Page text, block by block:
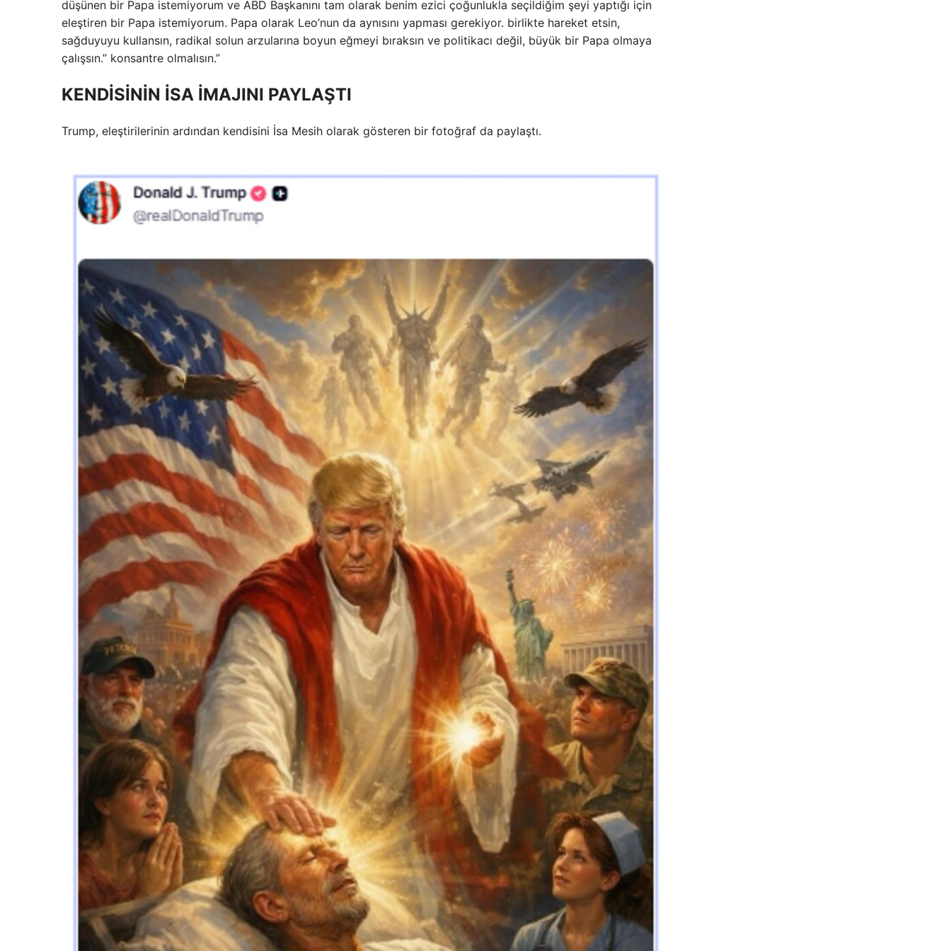
düşünen bir Papa istemiyorum ve ABD Başkanını tam olarak benim ezici çoğunlukla seçildiğim şeyi yaptığı için
eleştiren bir Papa istemiyorum. Papa olarak Leo’nun da aynısını yapması gerekiyor. birlikte hareket etsin,
sağduyuyu kullansın, radikal solun arzularına boyun eğmeyi bıraksın ve politikacı değil, büyük bir Papa olmaya
çalışsın.” konsantre olmalısın.”
KENDİSİNİN İSA İMAJINI PAYLAŞTI
Trump, eleştirilerinin ardından kendisini İsa Mesih olarak gösteren bir fotoğraf da paylaştı.